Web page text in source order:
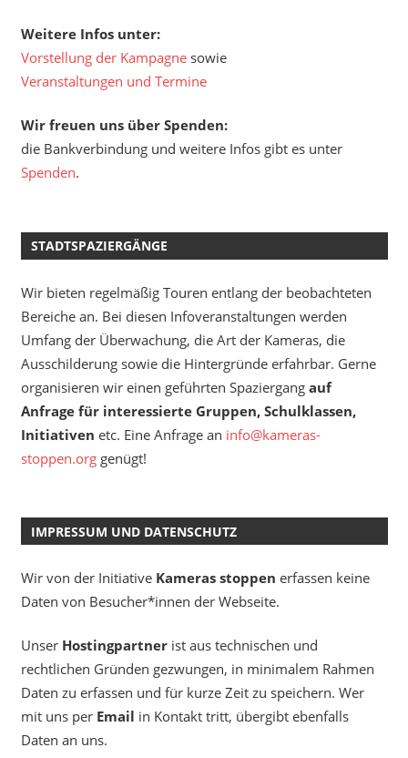
Weitere Infos unter:
Vorstellung der Kampagne sowie
Veranstaltungen und Termine
Wir freuen uns über Spenden:
die Bankverbindung und weitere Infos gibt es unter
Spenden.
STADTSPAZIERGÄNGE
Wir bieten regelmäßig Touren entlang der beobachteten
Bereiche an. Bei diesen Infoveranstaltungen werden
Umfang der Überwachung, die Art der Kameras, die
Ausschilderung sowie die Hintergründe erfahrbar. Gerne
organisieren wir einen geführten Spaziergang auf
Anfrage für interessierte Gruppen, Schulklassen,
Initiativen etc. Eine Anfrage an info@kameras-
stoppen.orggenügt!
IMPRESSUM UND DATENSCHUTZ
Wir von der Initiative Kameras stoppen erfassen keine
Daten von Besucher*innen der Webseite.
Unser Hostingpartnerist aus technischen und
rechtlichen Gründen gezwungen, in minimalem Rahmen
Daten zu erfassen und für kurze Zeit zu speichern. Wer
mit uns per Email in Kontakt tritt, übergibt ebenfalls
Daten an uns.